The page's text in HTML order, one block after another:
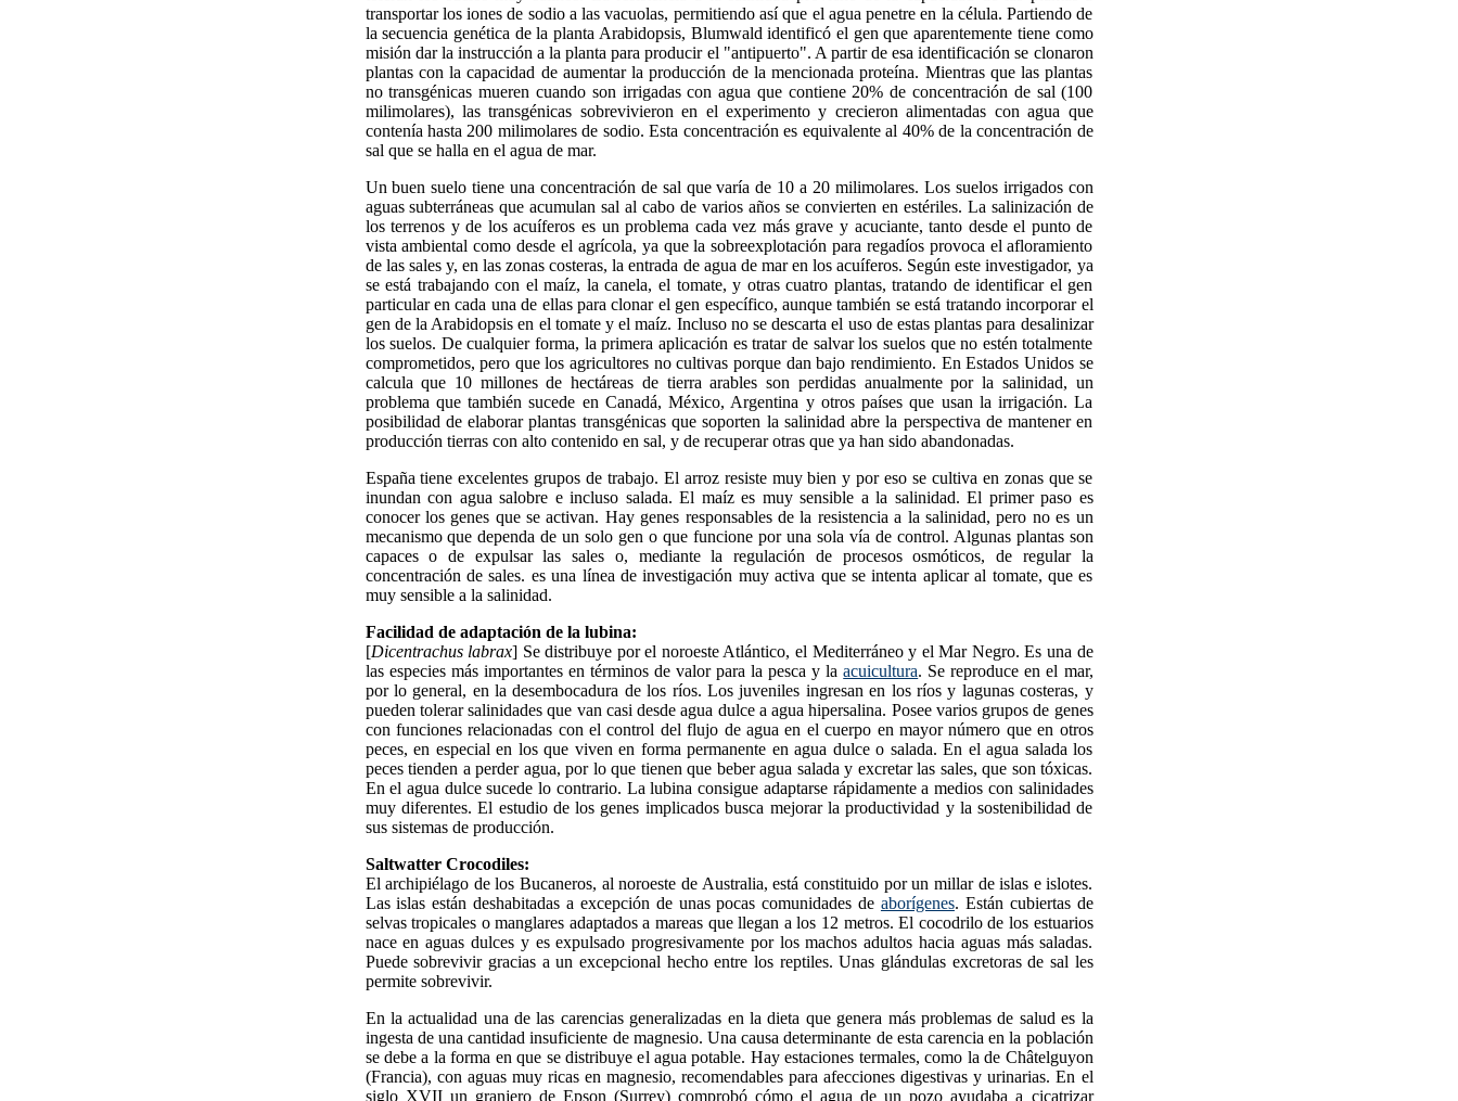
transportar los iones de sodio a las vacuolas, permitiendo así que el agua penetre en la célula. Partiendo de
la secuencia genética de la planta Arabidopsis, Blumwald identificó el gen que aparentemente tiene como
misión dar la instrucción a la planta para producir el "antipuerto". A partir de esa identificación se clonaron
plantas con la capacidad de aumentar la producción de la mencionada proteína. Mientras que las plantas
no transgénicas mueren cuando son irrigadas con agua que contiene 20% de concentración de sal (100
milimolares), las transgénicas sobrevivieron en el experimento y crecieron alimentadas con agua que
contenía hasta 200 milimolares de sodio. Esta concentración es equivalente al 40% de la concentración de
sal que se halla en el agua de mar.
Un buen suelo tiene una concentración de sal que varía de 10 a 20 milimolares. Los suelos irrigados con
aguas subterráneas que acumulan sal al cabo de varios años se convierten en estériles. La salinización de
los terrenos y de los acuíferos es un problema cada vez más grave y acuciante, tanto desde el punto de
vista ambiental como desde el agrícola, ya que la sobreexplotación para regadíos provoca el afloramiento
de las sales y, en las zonas costeras, la entrada de agua de mar en los acuíferos. Según este investigador, ya
se está trabajando con el maíz, la canela, el tomate, y otras cuatro plantas, tratando de identificar el gen
particular en cada una de ellas para clonar el gen específico, aunque también se está tratando incorporar el
gen de la Arabidopsis en el tomate y el maíz. Incluso no se descarta el uso de estas plantas para desalinizar
los suelos. De cualquier forma, la primera aplicación es tratar de salvar los suelos que no estén totalmente
comprometidos, pero que los agricultores no cultivas porque dan bajo rendimiento. En Estados Unidos se
calcula que 10 millones de hectáreas de tierra arables son perdidas anualmente por la salinidad, un
problema que también sucede en Canadá, México, Argentina y otros países que usan la irrigación. La
posibilidad de elaborar plantas transgénicas que soporten la salinidad abre la perspectiva de mantener en
producción tierras con alto contenido en sal, y de recuperar otras que ya han sido abandonadas.
España tiene excelentes grupos de trabajo. El arroz resiste muy bien y por eso se cultiva en zonas que se
inundan con agua salobre e incluso salada. El maíz es muy sensible a la salinidad. El primer paso es
conocer los genes que se activan. Hay genes responsables de la resistencia a la salinidad, pero no es un
mecanismo que dependa de un solo gen o que funcione por una sola vía de control. Algunas plantas son
capaces o de expulsar las sales o, mediante la regulación de procesos osmóticos, de regular la
concentración de sales. es una línea de investigación muy activa que se intenta aplicar al tomate, que es
muy sensible a la salinidad.
Facilidad de adaptación de la lubina:
[Dicentrachus labrax] Se distribuye por el noroeste Atlántico, el Mediterráneo y el Mar Negro. Es una de
las especies más importantes en términos de valor para la pesca y laacuicultura. Se reproduce en el mar,
por lo general, en la desembocadura de los ríos. Los juveniles ingresan en los ríos y lagunas costeras, y
pueden tolerar salinidades que van casi desde agua dulce a agua hipersalina. Posee varios grupos de genes
con funciones relacionadas con el control del flujo de agua en el cuerpo en mayor número que en otros
peces, en especial en los que viven en forma permanente en agua dulce o salada. En el agua salada los
peces tienden a perder agua, por lo que tienen que beber agua salada y excretar las sales, que son tóxicas.
En el agua dulce sucede lo contrario. La lubina consigue adaptarse rápidamente a medios con salinidades
muy diferentes. El estudio de los genes implicados busca mejorar la productividad y la sostenibilidad de
sus sistemas de producción.
Saltwatter Crocodiles:
El archipiélago de los Bucaneros, al noroeste de Australia, está constituido por un millar de islas e islotes.
Las islas están deshabitadas a excepción de unas pocas comunidades de aborígenes. Están cubiertas de
selvas tropicales o manglares adaptados a mareas que llegan a los 12 metros. El cocodrilo de los estuarios
nace en aguas dulces y es expulsado progresivamente por los machos adultos hacia aguas más saladas.
Puede sobrevivir gracias a un excepcional hecho entre los reptiles. Unas glándulas excretoras de sal les
permite sobrevivir.
En la actualidad una de las carencias generalizadas en la dieta que genera más problemas de salud es la
ingesta de una cantidad insuficiente de magnesio. Una causa determinante de esta carencia en la población
se debe a la forma en que se distribuye el agua potable. Hay estaciones termales, como la de Châtelguyon
(Francia), con aguas muy ricas en magnesio, recomendables para afecciones digestivas y urinarias. En el
siglo XVII un granjero de Epson (Surrey) comprobó cómo el agua de un pozo ayudaba a cicatrizar